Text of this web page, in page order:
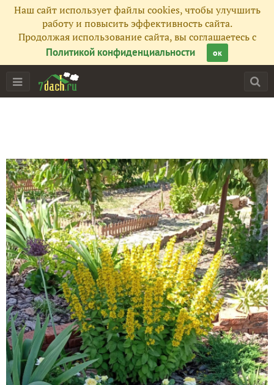
Наш сайт использует файлы cookies, чтобы улучшить
работу и повысить эффективность сайта.
Продолжая использование сайта, вы соглашаетесь с
Политикой конфиденциальности
ок